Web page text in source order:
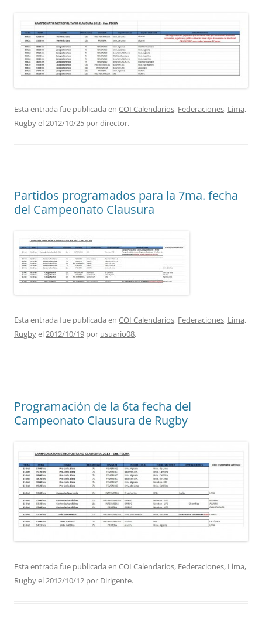
Esta entrada fue publicada en COI Calendarios, Federaciones, Lima,
Rugbyel2012/10/25 pordirector.
Partidos programados para la 7ma. fecha
del Campeonato Clausura
Esta entrada fue publicada en COI Calendarios, Federaciones, Lima,
Rugbyel2012/10/19 por usuario08.
Programación de la 6ta fecha del
Campeonato Clausura de Rugby
Esta entrada fue publicada en COI Calendarios, Federaciones, Lima,
Rugbyel2012/10/12 por Dirigente.